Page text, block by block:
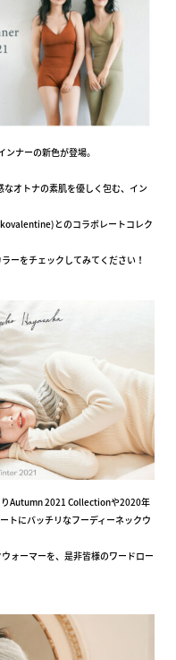
ナーの新色が登場。
オトナの素肌を優しく包む、イン
とのコラボレートコレク
ーをチェックしてみてください！
Autumn 2021 Collectionや2020年
トにバッチリなフーディーネックウ
ォーマーを、是非皆様のワードロー